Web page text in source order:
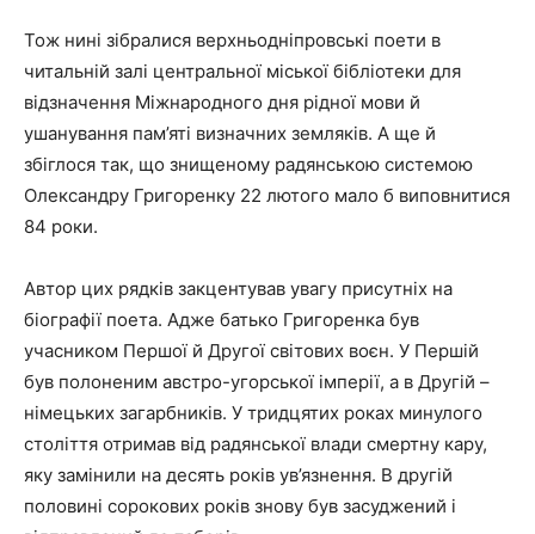
Тож нині зібралися верхньодніпровські поети в
читальній залі центральної міської бібліотеки для
відзначення Міжнародного дня рідної мови й
ушанування пам’яті визначних земляків. А ще й
збіглося так, що знищеному радянською системою
Олександру Григоренку 22 лютого мало б виповнитися
84 роки.
Автор цих рядків закцентував увагу присутніх на
біографії поета. Адже батько Григоренка був
учасником Першої й Другої світових воєн. У Першій
був полоненим австро-угорської імперії, а в Другій –
німецьких загарбників. У тридцятих роках минулого
століття отримав від радянської влади смертну кару,
яку замінили на десять років ув’язнення. В другій
половині сорокових років знову був засуджений і